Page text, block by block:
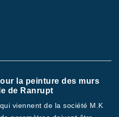
la peinture des murs
de Ranrupt
viennent de la société M.K